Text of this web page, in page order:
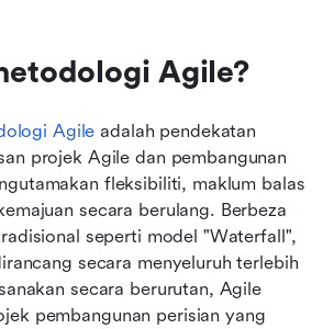
Agile?
Agile adalah pendekatan
projek Agile dan pembangunan
fleksibiliti, maklum balas
secara berulang. Berbeza
seperti model "Waterfall",
secara menyeluruh terlebih
secara berurutan, Agile
pembangunan perisian yang